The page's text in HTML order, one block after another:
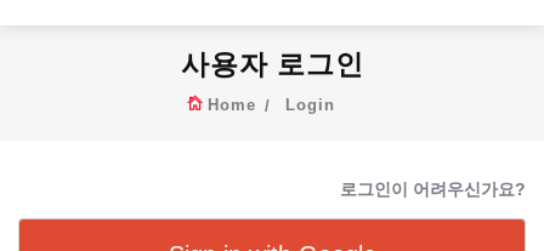
사용자 로그인
Home Login
로그인이 어려우신가요?